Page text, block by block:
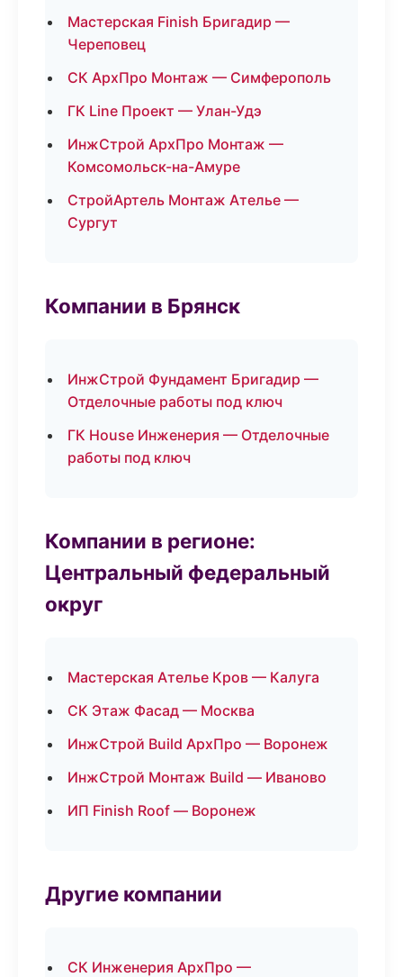
Мастерская Finish Бригадир —
Череповец
СК АрхПро Монтаж — Симферополь
ГК Line Проект — Улан-Удэ
ИнжСтрой АрхПро Монтаж —
Комсомольск-на-Амуре
СтройАртель Монтаж Ателье —
Сургут
Компании в Брянск
ИнжСтрой Фундамент Бригадир —
Отделочные работы под ключ
ГК House Инженерия — Отделочные
работы под ключ
Компании в регионе:
Центральный федеральный
округ
Мастерская Ателье Кров — Калуга
СК Этаж Фасад — Москва
ИнжСтрой Build АрхПро — Воронеж
ИнжСтрой Монтаж Build — Иваново
ИП Finish Roof — Воронеж
Другие компании
СК Инженерия АрхПро —